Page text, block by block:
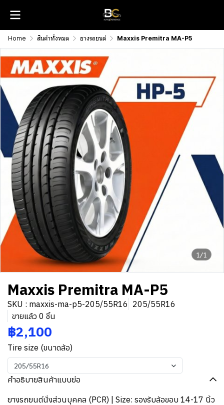
Home สินค้าทั้งหมด ยางรถยนต์ Maxxis Premitra MA-P5
1/1
Maxxis Premitra MA-P5
SKU : maxxis-ma-p5-205/55R16 205/55R16
ขายแล้ว 0 ชิ้น
฿2,100
Tire size (ขนาดล้อ)
205/55R16
คำอธิบายสินค้าแบบย่อ
ยางรถยนต์นั่งส่วนบุคคล (PCR) | Size: รองรับล้อขอบ 14-17 นิ้ว